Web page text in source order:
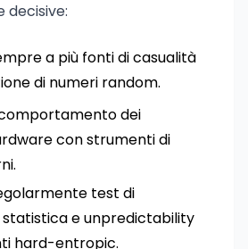
decisive:
a più fonti di casualità
di numeri random.
dei
con strumenti di
test di
statistica e unpredictability
hard-entropic.